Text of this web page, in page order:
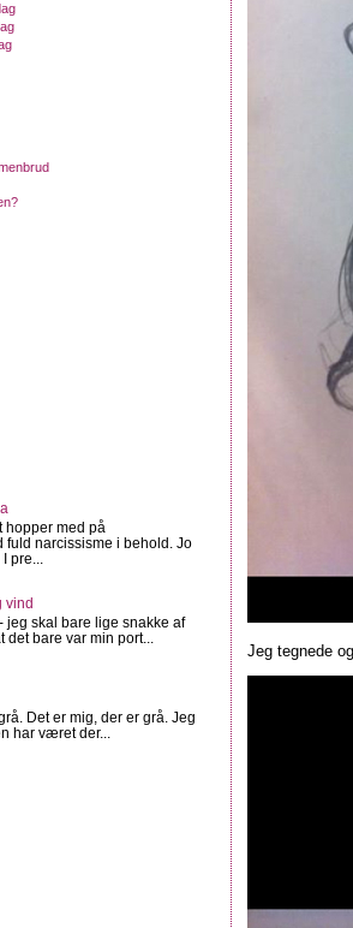
Jeg tegnede
hopper med på
narcissisme i behold. Jo
pre...
vind
jeg skal bare lige snakke af
bare var min port...
Det er mig, der er grå. Jeg
har været der...